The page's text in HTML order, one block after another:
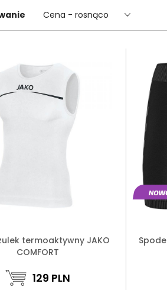
Cena - rosnąco
termoaktywny JAKO
COMFORT
129 PLN